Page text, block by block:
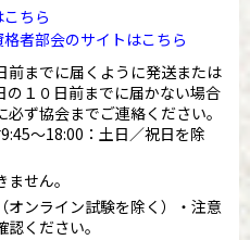
ちら
者部会のサイトはこちら
前までに届くように発送または
１０日前までに届かない場合
ず協会までご連絡ください。
9:45～18:00：土日／祝日を除
せん。
オンライン試験を除く）・注意
ください。